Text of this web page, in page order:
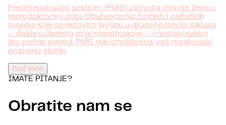
Predmenstrualni sindrom (PMS) zahvaća mnoge žene u
reproduktivnoj dobi. Obuhvaća niz fizičkih i psihičkih
tegoba koje se redovito javljaju u drugoj polovici ciklusa
— dakle u danima prije menstruacije — i nestaju nakon
što počne period. PMS nije izmišljotina, već medicinski
priznano stanje.
číst více
IMATE PITANJE?
Obratite nam se